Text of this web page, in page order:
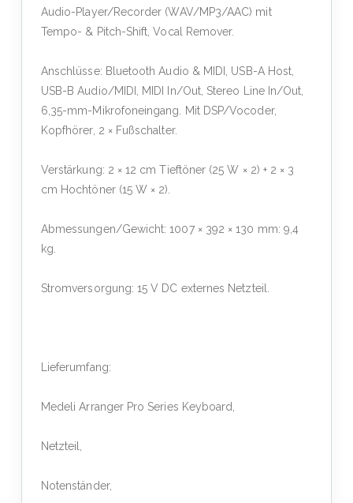
Audio-Player/Recorder (WAV/MP3/AAC) mit
Tempo- & Pitch-Shift, Vocal Remover.
Anschlüsse: Bluetooth Audio & MIDI, USB-A Host,
USB-B Audio/MIDI, MIDI In/Out, Stereo Line In/Out,
6,35-mm-Mikrofoneingang. Mit DSP/Vocoder,
Kopfhörer, 2 × Fußschalter.
Verstärkung: 2 × 12 cm Tieftöner (25 W × 2) + 2 × 3
cm Hochtöner (15 W × 2).
Abmessungen/Gewicht: 1007 × 392 × 130 mm: 9,4
kg.
Stromversorgung: 15 V DC externes Netzteil.
Lieferumfang:
Medeli Arranger Pro Series Keyboard,
Netzteil,
Notenständer,